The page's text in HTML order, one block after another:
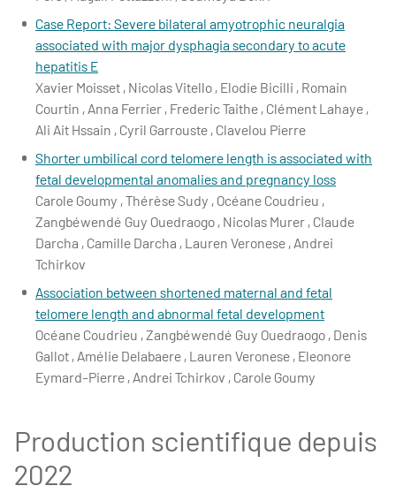
Case Report: Severe bilateral amyotrophic neuralgia
associated with major dysphagia secondary to acute
hepatitis E
Xavier Moisset , Nicolas Vitello , Elodie Bicilli , Romain
Courtin , Anna Ferrier , Frederic Taithe , Clément Lahaye ,
Ali Ait Hssain , Cyril Garrouste , Clavelou Pierre
Shorter umbilical cord telomere length is associated with
fetal developmental anomalies and pregnancy loss
Carole Goumy , Thérèse Sudy , Océane Coudrieu ,
Zangbéwendé Guy Ouedraogo , Nicolas Murer , Claude
Darcha , Camille Darcha , Lauren Veronese , Andrei
Tchirkov
Association between shortened maternal and fetal
telomere length and abnormal fetal development
Océane Coudrieu , Zangbéwendé Guy Ouedraogo , Denis
Gallot , Amélie Delabaere , Lauren Veronese , Eleonore
Eymard-Pierre , Andrei Tchirkov , Carole Goumy
Production scientifique depuis
2022